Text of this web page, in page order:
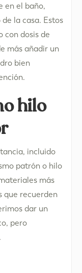
en el baño,
la casa. Estos
con dosis de
más añadir un
bien
hilo
incluido
patrón o hilo
más
que recuerden
dar un
pero